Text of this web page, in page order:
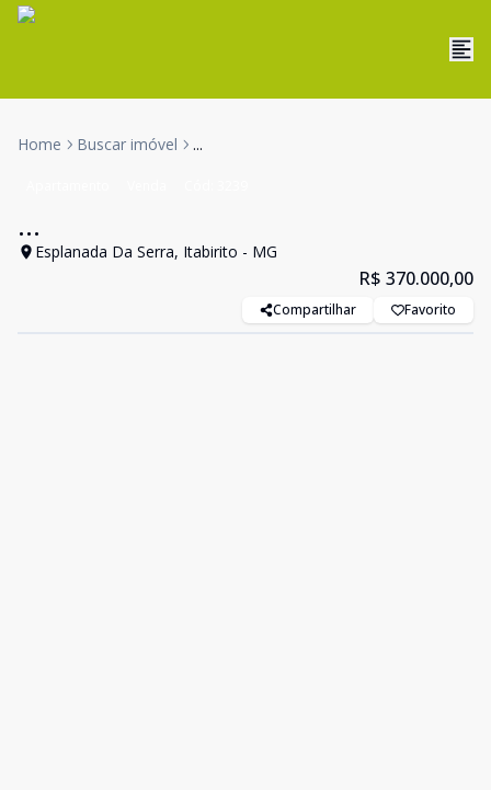
Home Buscar imóvel ...
...
Esplanada Da Serra, Itabirito - MG
R$ 370.000,00
Compartilhar Favorito